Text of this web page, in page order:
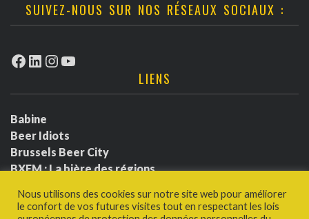
SUIVEZ-NOUS SUR NOS RÉSEAUX SOCIAUX :
Facebook
LinkedIn
Instagram
YouTube
LIENS
Babine
Beer Idiots
Brussels Beer City
BXFM : La bière des régions
Ludotium
Nous utilisons des cookies sur notre site web pour améliorer
le confort de vos futures visites tout en respectant les lois